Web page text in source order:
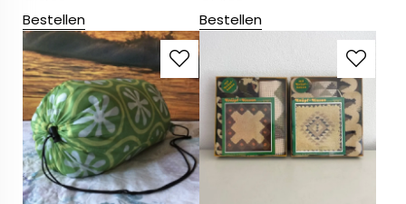
Bestellen
Bestellen